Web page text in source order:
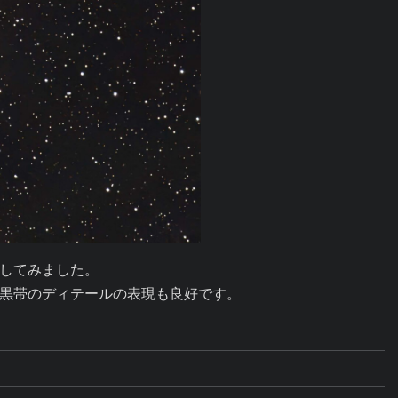
みました。
のディテールの表現も良好です。